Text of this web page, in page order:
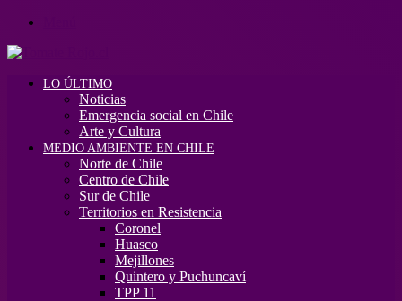
LO ÚLTIMO
Noticias
Emergencia social en Chile
Arte y Cultura
MEDIO AMBIENTE EN CHILE
Norte de Chile
Centro de Chile
Sur de Chile
Territorios en Resistencia
Coronel
Huasco
Mejillones
Quintero y Puchuncaví
TPP 11